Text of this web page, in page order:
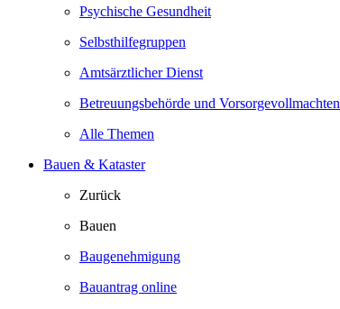
Psychische Gesundheit
Selbsthilfegruppen
Amtsärztlicher Dienst
Betreuungsbehörde und Vorsorgevollmachten
Alle Themen
Bauen & Kataster
Zurück
Bauen
Baugenehmigung
Bauantrag online